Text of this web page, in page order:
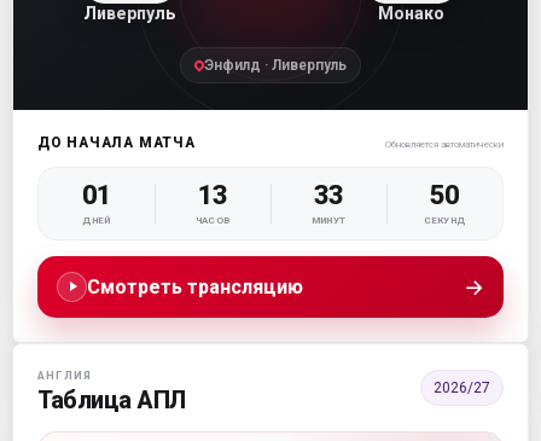
Ливерпуль Монако
Энфилд · Ливерпуль
ДО НАЧАЛА МАТЧА Обновляется автоматически
01
ДНЕЙ
13
ЧАСОВ
33
МИНУТ
49
СЕКУНД
Смотреть трансляцию →
АНГЛИЯ
Таблица АПЛ 2026/27